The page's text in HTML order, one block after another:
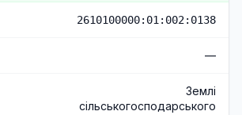
2610100000:01:002:0138
—
Землі
сільськогосподарського